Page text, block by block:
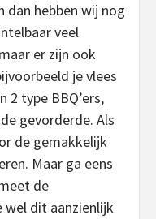
dan hebben wij nog
veel
er zijn ook
je vlees
2 type BBQ’ers,
gevorderde. Als
de gemakkelijk
Maar ga eens
de
wel dit aanzienlijk